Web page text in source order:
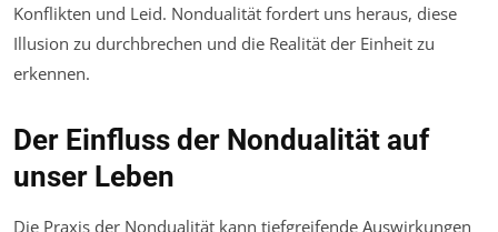
Konflikten und Leid. Nondualität fordert uns heraus, diese
Illusion zu durchbrechen und die Realität der Einheit zu
erkennen.
Der Einfluss der Nondualität auf
unser Leben
Die Praxis der Nondualität kann tiefgreifende Auswirkungen